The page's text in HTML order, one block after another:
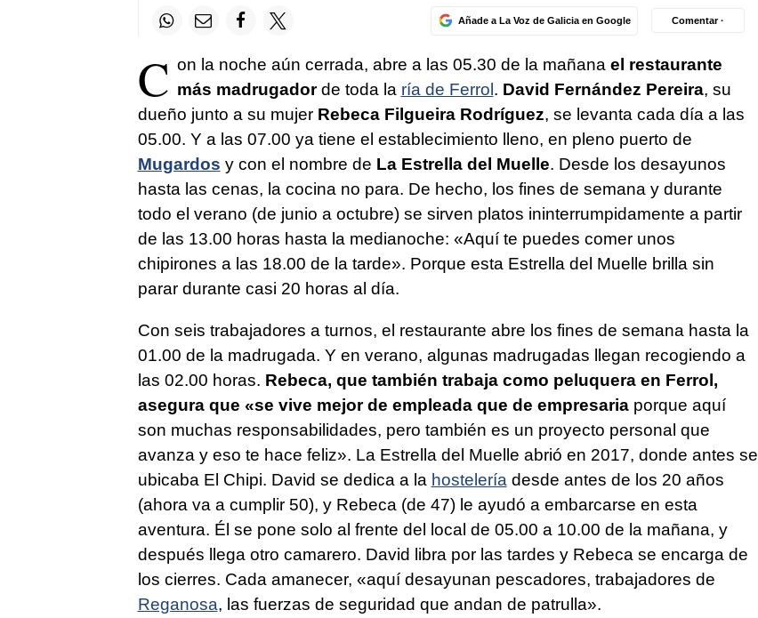
Añade a La Voz de Galicia en Google Comentar ·
C on la noche aún cerrada, abre a las 05.30 de la mañana el restaurante
más madrugadorde toda la ría de Ferrol . David Fernández Pereira, su
dueño junto a su mujer Rebeca Filgueira Rodríguez, se levanta cada día a las
05.00. Y a las 07.00 ya tiene el establecimiento lleno, en pleno puerto de
Mugardos y con el nombre de La Estrella del Muelle. Desde los desayunos
hasta las cenas, la cocina no para. De hecho, los fines de semana y durante
todo el verano (de junio a octubre) se sirven platos ininterrumpidamente a partir
de las 13.00 horas hasta la medianoche: «Aquí te puedes comer unos
chipirones a las 18.00 de la tarde». Porque esta Estrella del Muelle brilla sin
parar durante casi 20 horas al día.
Con seis trabajadores a turnos, el restaurante abre los fines de semana hasta la
01.00 de la madrugada. Y en verano, algunas madrugadas llegan recogiendo a
las 02.00 horas. Rebeca, que también trabaja como peluquera en Ferrol,
asegura que «se vive mejor de empleada que de empresariaporque aquí
son muchas responsabilidades, pero también es un proyecto personal que
avanza y eso te hace feliz». La Estrella del Muelle abrió en 2017, donde antes se
ubicaba El Chipi. David se dedica a la hosteleríadesde antes de los 20 años
(ahora va a cumplir 50), y Rebeca (de 47) le ayudó a embarcarse en esta
aventura. Él se pone solo al frente del local de 05.00 a 10.00 de la mañana, y
después llega otro camarero. David libra por las tardes y Rebeca se encarga de
los cierres. Cada amanecer, «aquí desayunan pescadores, trabajadores de
Reganosa, las fuerzas de seguridad que andan de patrulla».